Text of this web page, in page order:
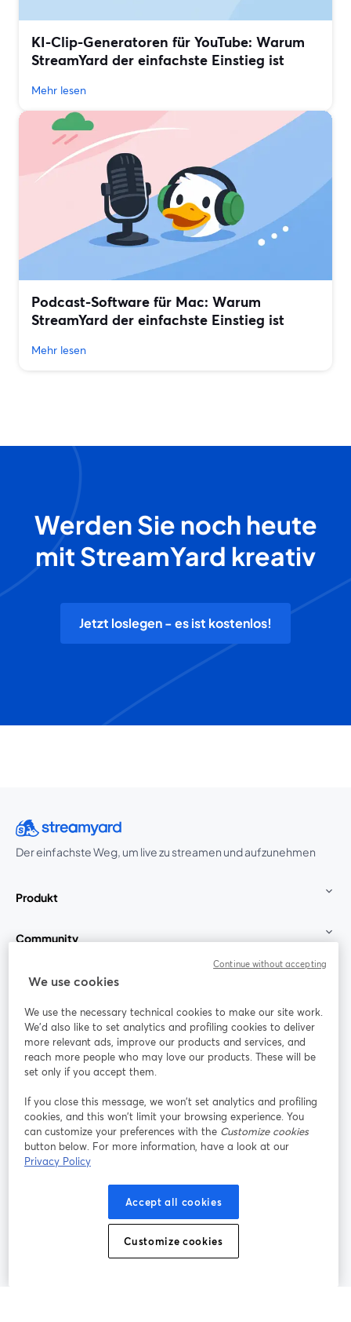
KI-Clip-Generatoren für YouTube: Warum
StreamYard der einfachste Einstieg ist
Mehr lesen
Podcast-Software für Mac: Warum
StreamYard der einfachste Einstieg ist
Mehr lesen
Werden Sie noch heute
mit StreamYard kreativ
Jetzt loslegen - es ist kostenlos!
Der einfachste Weg, um live zu streamen und aufzunehmen
Produkt
Community
StreamYard für
Mitmachen
Webinar Facebook
wird in einem neuen Tab geöffnet
X (Twitter)
wird in einem neuen Tab geöffnet
Nutzungsbedingungen
wird in einem neuen Tab geöffnet
Datenschutzrichtlinie
wird in einem neuen Tab geöffnet
Cookie-Richtlinie
Cookie-Einstellungen Hilfe-Center
We use cookies
We use the necessary technical cookies to make our site work.
We'd also like to set analytics and profiling cookies to deliver
more relevant ads, improve our products and services, and
reach more people who may love our products. These will be
set only if you accept them.
If you close this message, we won’t set analytics and profiling
cookies, and this won’t limit your browsing experience. You
can customize your preferences with the Customize cookies
button below. For more information, have a look at our
Privacy Policy
Accept all cookies
Customize cookies
Continue without accepting